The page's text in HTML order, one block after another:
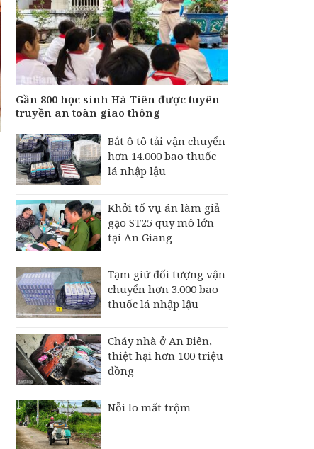
Gần 800 học sinh Hà Tiên được tuyên
truyền an toàn giao thông
Bắt ô tô tải vận chuyển
hơn 14.000 bao thuốc
lá nhập lậu
Khởi tố vụ án làm giả
gạo ST25 quy mô lớn
tại An Giang
Tạm giữ đối tượng vận
chuyển hơn 3.000 bao
thuốc lá nhập lậu
Cháy nhà ở An Biên,
thiệt hại hơn 100 triệu
đồng
Nỗi lo mất trộm